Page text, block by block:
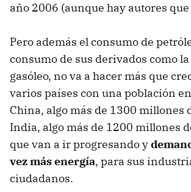
año 2006 (aunque hay autores
Pero además el consumo de
consumo de sus derivados como
gasóleo, no va a hacer más que
varios países con una población
China, algo más de 1300 millones
India, algo más de 1200 millones
que van a ir progresando y
vez más energía, para sus
ciudadanos.